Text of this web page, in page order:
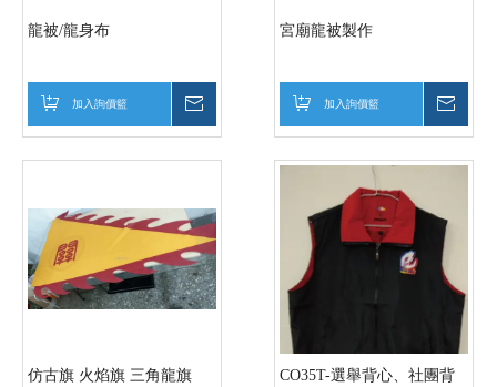
龍被/龍身布
加入詢價籃
宮廟龍被製作
加入詢價籃
仿古旗 火焰旗 三角龍旗
CO35T-選舉背心、社團背